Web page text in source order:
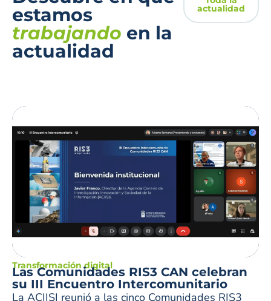
estamos
trabajando en la
actualidad
actualidad
Transformación digital
Las Comunidades RIS3 CAN celebran
su III Encuentro Intercomunitario
La ACIISI reunió a las cinco Comunidades RIS3